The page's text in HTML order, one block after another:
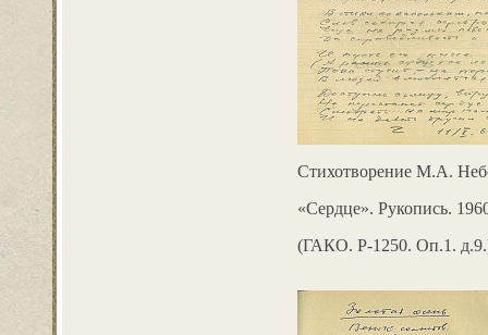
Стихотворение М.А.
«Сердце». Рукопись.
(ГАКО. Р-1250. Оп.1.